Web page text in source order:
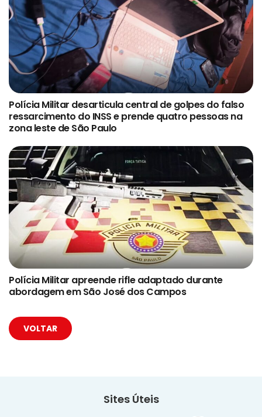
Polícia Militar desarticula central de golpes do falso
ressarcimento do INSS e prende quatro pessoas na
zona leste de São Paulo
Polícia Militar apreende rifle adaptado durante
abordagem em São José dos Campos
VOLTAR
Sites Úteis